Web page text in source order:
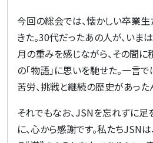
今回の総会では、懐かしい卒業
きた。30代だったあの人が、いまは
月の重みを感じながら、その間
の「物語」に思いを馳せた。一言
苦労、挑戦と継続の歴史があった
それでもなお、JSNを忘れずに足
に、心から感謝です。私たちJSN